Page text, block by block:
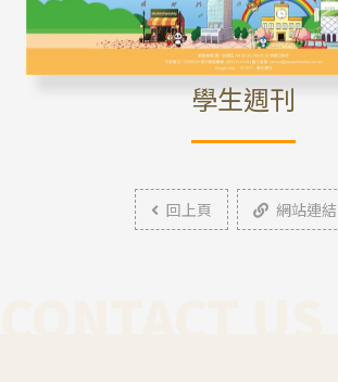
學生週刊
回上頁 網站連結